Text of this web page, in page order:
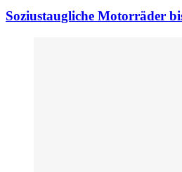
Soziustaugliche Motorräder